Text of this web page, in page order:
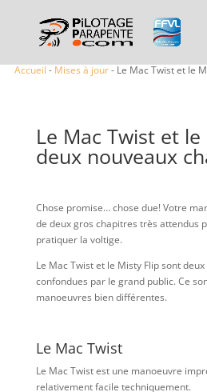
Accueil - Mises à jour- Le Mac Twist et le
Le Mac Twist et
deux nouveaux
Chose promise… chose due! Votre
de deux gros chapitres très attendus
pratiquer la voltige.
Le Mac Twist et le Misty Flip sont
confondues par le grand public. Ce
manoeuvres bien différentes.
Le Mac Twist
Le Mac Twist est une manoeuvre
relativement facile techniquement.